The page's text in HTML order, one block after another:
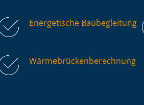
Energetische Baubegleitung
Wär­me­brü­cken­be­rech­nung